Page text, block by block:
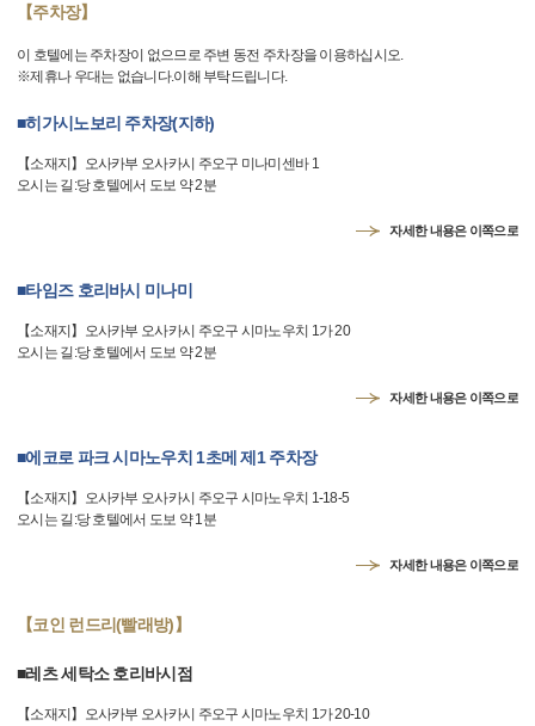
【주차장】
이 호텔에는 주차장이 없으므로 주변 동전 주차장을 이용하십시오.
※제휴나 우대는 없습니다.이해 부탁드립니다.
■히가시노보리 주차장(지하)
【소재지】오사카부 오사카시 주오구 미나미센바 1
오시는 길:당 호텔에서 도보 약 2분
자세한 내용은 이쪽으로
■타임즈 호리바시 미나미
【소재지】오사카부 오사카시 주오구 시마노우치 1가 20
오시는 길:당 호텔에서 도보 약 2분
자세한 내용은 이쪽으로
■에코로 파크 시마노우치 1초메 제1 주차장
【소재지】오사카부 오사카시 주오구 시마노우치 1-18-5
오시는 길:당 호텔에서 도보 약 1분
자세한 내용은 이쪽으로
【코인 런드리(빨래방)】
■레츠 세탁소 호리바시점
【소재지】오사카부 오사카시 주오구 시마노우치 1가 20-10